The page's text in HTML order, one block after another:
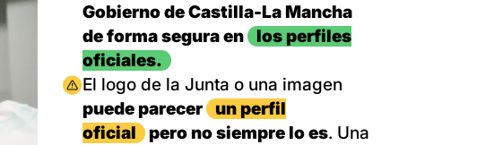
Gobierno de Castilla-La Mancha
de forma segura en
los perfiles
oficiales.
Imagen
El logo de la Junta o una imagen
puede parecer
un perfil
oficial
pero no siempre lo es. Una